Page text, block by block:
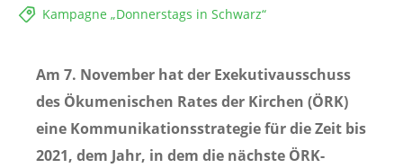
Kampagne „Donnerstags in Schwarz“
Am 7. November hat der Exekutivausschuss
des Ökumenischen Rates der Kirchen (ÖRK)
eine Kommunikationsstrategie für die Zeit bis
2021, dem Jahr, in dem die nächste ÖRK-